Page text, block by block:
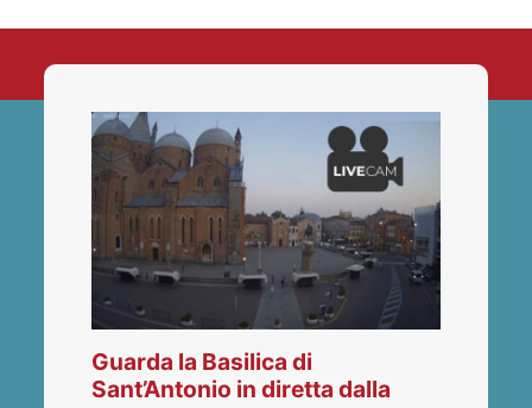
Guarda la Basilica di
Sant’Antonio in diretta dalla